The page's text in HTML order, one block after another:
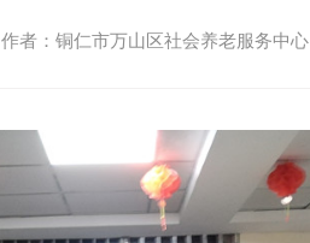
作者：铜仁市万山区社会养老服务中心